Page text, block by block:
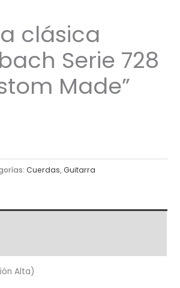
clásica
Serie 728
Made”
Cuerdas,Guitarra
Alta)